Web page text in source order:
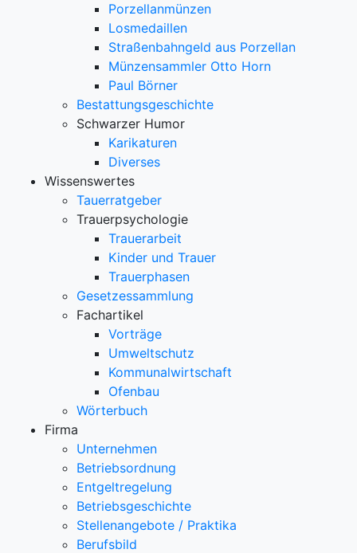
Porzellanmünzen
Losmedaillen
Straßenbahngeld aus Porzellan
Münzensammler Otto Horn
Paul Börner
Bestattungsgeschichte
Schwarzer Humor
Karikaturen
Diverses
Wissenswertes
Tauerratgeber
Trauerpsychologie
Trauerarbeit
Kinder und Trauer
Trauerphasen
Gesetzessammlung
Fachartikel
Vorträge
Umweltschutz
Kommunalwirtschaft
Ofenbau
Wörterbuch
Firma
Unternehmen
Betriebsordnung
Entgeltregelung
Betriebsgeschichte
Stellenangebote / Praktika
Berufsbild